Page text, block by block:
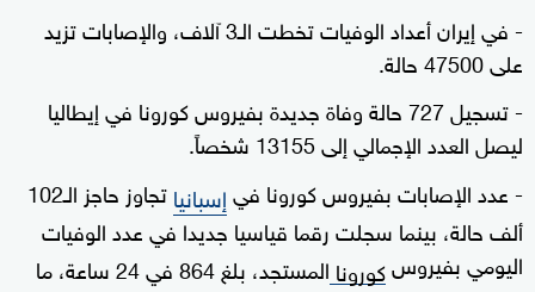
- في إيران أعداد الوفيات تخطت الـ3 آلاف، والإصابات تزيد
على 47500 حالة.
- تسجيل 727 حالة وفاة جديدة بفيروس كورونا في إيطاليا
ليصل العدد الإجمالي إلى 13155 شخصاً.
- عدد الإصابات بفيروس كورونا فيإسبانيا
تجاوز حاجز الـ102
ألف حالة، بينما سجلت رقما قياسيا جديدا في عدد الوفيات
اليومي بفيروسكورونا
المستجد، بلغ 864 في 24 ساعة، ما